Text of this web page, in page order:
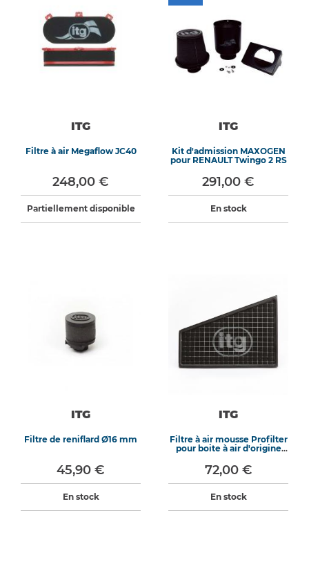
ITG
Filtre à air Megaflow JC40
248,00 €
Partiellement disponible
ITG
Kit d'admission MAXOGEN
pour RENAULT Twingo 2 RS
291,00 €
En stock
ITG
Filtre de reniflard Ø16 mm
45,90 €
En stock
ITG
Filtre à air mousse Profilter
pour boite à air d'origine
72,00 €
En stock